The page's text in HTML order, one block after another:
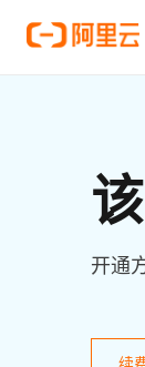
开通